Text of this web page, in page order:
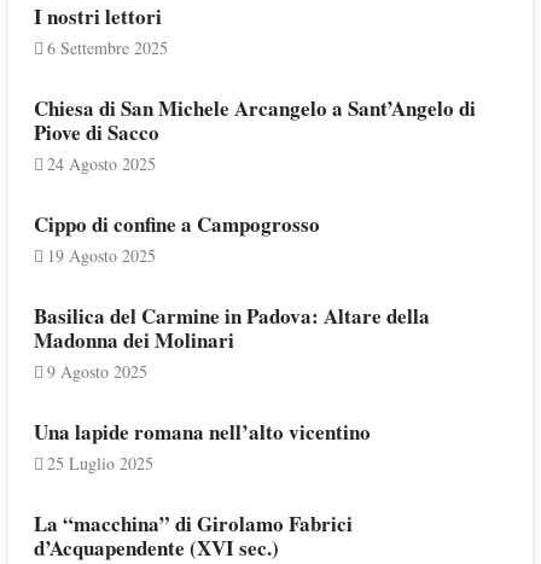
I nostri lettori
6 Settembre 2025
Chiesa di San Michele Arcangelo a Sant’Angelo di
Piove di Sacco
24 Agosto 2025
Cippo di confine a Campogrosso
19 Agosto 2025
Basilica del Carmine in Padova: Altare della
Madonna dei Molinari
9 Agosto 2025
Una lapide romana nell’alto vicentino
25 Luglio 2025
La “macchina” di Girolamo Fabrici
d’Acquapendente (XVI sec.)